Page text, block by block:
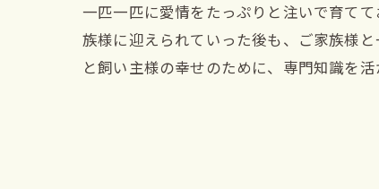
一匹一匹に愛情をたっぷりと注いで育て
族様に迎えられていった後も、ご家族様
と飼い主様の幸せのために、専門知識を活